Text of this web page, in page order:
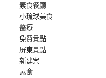
素食餐廳
小琉球美食
醫療
免費景點
屏東景點
新建案
素食